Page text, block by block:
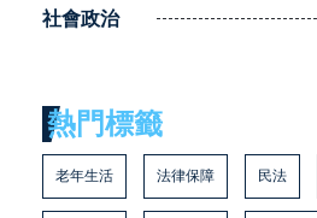
社會政治
熱門標籤
老年生活 法律保障 民法